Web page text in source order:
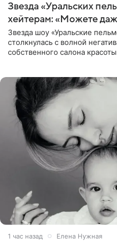
Звезда «Уральских
хейтерам: «Можете
Звезда шоу «Уральские
столкнулась с волной
собственного салона
1 час назад Елена Нужная